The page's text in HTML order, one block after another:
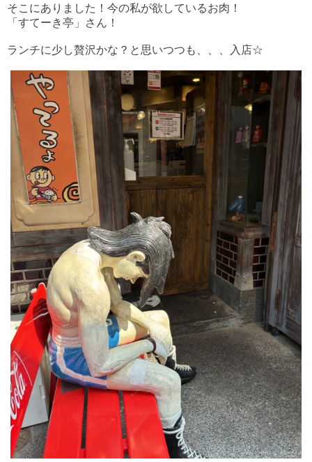
そこにありました！今の私が欲しているお肉！
「すてーき亭」さん！
ランチに少し贅沢かな？と思いつつも、、、入店☆